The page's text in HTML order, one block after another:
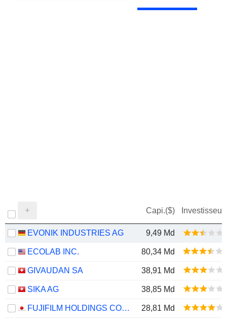
Capi.($) Investisseur
EVONIK INDUSTRIES AG 9,49 Md
ECOLAB INC. 80,34 Md
GIVAUDAN SA 38,91 Md
SIKA AG 38,85 Md
FUJIFILM HOLDINGS CORPORATION 28,81 Md